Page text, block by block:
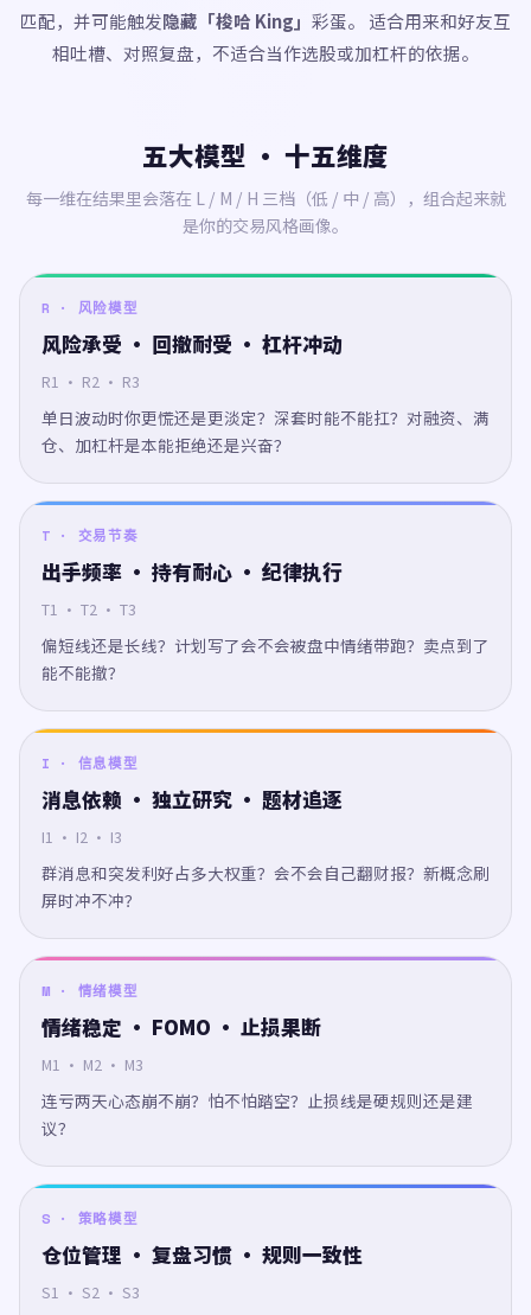
匹配，并可能触发隐藏「梭哈 King」 彩蛋。 适合用来和好友互
相吐槽、对照复盘，不适合当作选股或加杠杆的依据。
五大模型 · 十五维度
每一维在结果里会落在 L / M / H 三档（低 / 中 / 高），组合起来就
是你的交易风格画像。
R · 风险模型
风险承受 · 回撤耐受 · 杠杆冲动
R1 · R2 · R3
单日波动时你更慌还是更淡定？深套时能不能扛？对融资、满
仓、加杠杆是本能拒绝还是兴奋？
T · 交易节奏
出手频率 · 持有耐心 · 纪律执行
T1 · T2 · T3
偏短线还是长线？计划写了会不会被盘中情绪带跑？卖点到了
能不能撤？
I · 信息模型
消息依赖 · 独立研究 · 题材追逐
I1 · I2 · I3
群消息和突发利好占多大权重？会不会自己翻财报？新概念刷
屏时冲不冲？
M · 情绪模型
情绪稳定 · FOMO · 止损果断
M1 · M2 · M3
连亏两天心态崩不崩？怕不怕踏空？止损线是硬规则还是建
议？
S · 策略模型
仓位管理 · 复盘习惯 · 规则一致性
S1 · S2 · S3